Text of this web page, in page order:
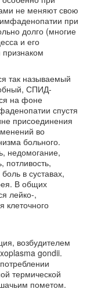
не меняют свою
при
долго (многие
и его
так называемый
СПИД-
на фоне
спустя
присоединения
во
больного.
недомогание,
потливость,
в суставах,
В общих
лейко-,
клеточного
возбудителем
gondii.
термической
пометом.